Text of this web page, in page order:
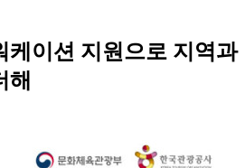
케이션 지원으로 지역과
해